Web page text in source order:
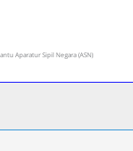
Aparatur Sipil Negara (ASN)